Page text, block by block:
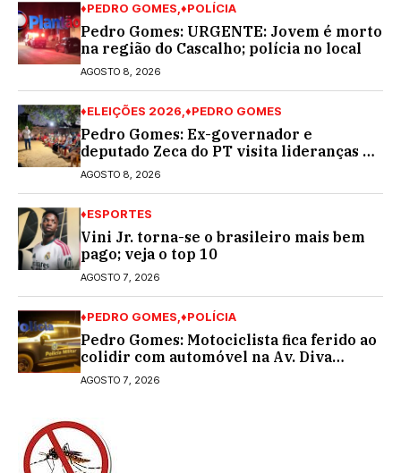
♦PEDRO GOMES ♦POLÍCIA
Pedro Gomes: URGENTE: Jovem é morto
na região do Cascalho; polícia no local
AGOSTO 8, 2026
♦ELEIÇÕES 2026 ♦PEDRO GOMES
Pedro Gomes: Ex-governador e
deputado Zeca do PT visita lideranças do
partido na cidade; buscará a reeleição
AGOSTO 8, 2026
♦ESPORTES
Vini Jr. torna-se o brasileiro mais bem
pago; veja o top 10
AGOSTO 7, 2026
♦PEDRO GOMES ♦POLÍCIA
Pedro Gomes: Motociclista fica ferido ao
colidir com automóvel na Av. Diva
Araújo; ele não tinha CNH
AGOSTO 7, 2026